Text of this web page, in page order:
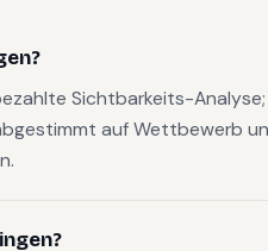
Sichtbarkeits-
auf Wettbewerb